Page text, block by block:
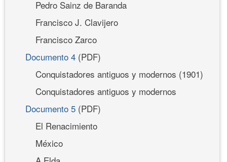
Pedro Sainz de Baranda
Francisco J. Clavijero
Francisco Zarco
Documento 4 (PDF)
Conquistadores antiguos y modernos (1901)
Conquistadores antiguos y modernos
Documento 5 (PDF)
El Renacimiento
México